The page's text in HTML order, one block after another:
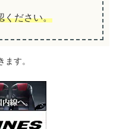
ください。
す。